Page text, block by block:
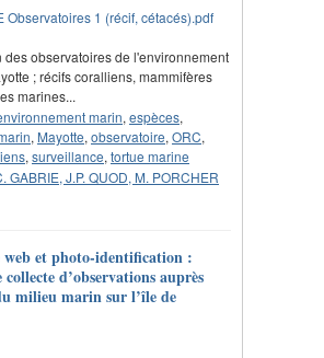
des observatoires de l'environnement
; récifs coralliens, mammifères
marines...
marin, espèces,
, Mayotte, observatoire, ORC,
, surveillance, tortue marine
GABRIE, J.P. QUOD, M. PORCHER
et photo-identification :
collecte d’observations auprès
milieu marin sur l’île de